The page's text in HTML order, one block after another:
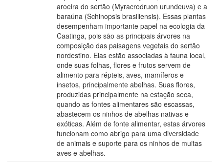
aroeira do sertão (Myracrodruon urundeuva) e a
baraúna (Schinopsis brasiliensis). Essas plantas
desempenham importante papel na ecologia da
Caatinga, pois são as principais árvores na
composição das paisagens vegetais do sertão
nordestino. Elas estão associadas à fauna local,
onde suas folhas, flores e frutos servem de
alimento para répteis, aves, mamíferos e
insetos, principalmente abelhas. Suas flores,
produzidas principalmente na estação seca,
quando as fontes alimentares são escassas,
abastecem os ninhos de abelhas nativas e
exóticas. Além de fonte alimentar, estas árvores
funcionam como abrigo para uma diversidade
de animais e suporte para os ninhos de muitas
aves e abelhas.